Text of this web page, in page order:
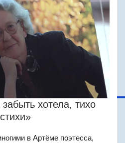
хотела, тихо
в Артёме поэтесса,